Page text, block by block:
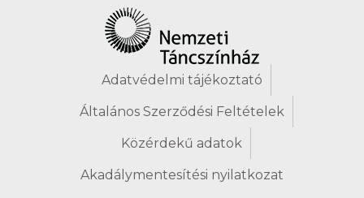
Adatvédelmi tájékoztató
Általános Szerződési Feltételek
Közérdekű adatok
Akadálymentesítési nyilatkozat